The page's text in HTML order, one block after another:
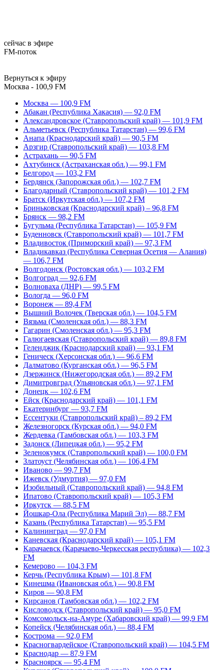
сейчас в эфире
FM-поток
Вернуться к эфиру
Москва - 100,9 FM
Москва — 100,9 FM
Абакан (Республика Хакасия) — 92,0 FM
Александровское (Ставропольский край) — 101,9 FM
Альметьевск (Республика Татарстан) — 99,6 FM
Анапа (Краснодарский край) — 90,5 FM
Арзгир (Ставропольский край) — 103,8 FM
Астрахань — 90,5 FM
Ахтубинск (Астраханская обл.) — 99,1 FM
Белгород — 103,2 FM
Бердянск (Запорожская обл.) — 102,7 FM
Благодарный (Ставропольский край) — 101,2 FM
Братск (Иркутская обл.) — 107,2 FM
Бриньковская (Краснодарский край) – 96,8 FM
Брянск — 98,2 FM
Бугульма (Республика Татарстан) — 105,9 FM
Буденновск (Ставропольский край) — 101,7 FM
Владивосток (Приморский край) — 97,3 FM
Владикавказ (Республика Северная Осетия — Алания)
— 106,7 FM
Волгодонск (Ростовская обл.) — 103,2 FM
Волгоград — 92,6 FM
Волноваха (ДНР) — 99,5 FM
Вологда — 96,0 FM
Воронеж — 89,4 FM
Вышний Волочек (Тверская обл.) — 104,5 FM
Вязьма (Смоленская обл.) — 88,3 FM
Гагарин (Смоленская обл.) — 95,3 FM
Галюгаевская (Ставропольский край) — 89,8 FM
Геленджик (Краснодарский край) — 93,1 FM
Геническ (Херсонская обл.) — 96,6 FM
Далматово (Курганская обл.) — 96,5 FM
Дзержинск (Нижегородская обл.) — 89,2 FM
Димитровград (Ульяновская обл.) — 97,1 FM
Донецк — 102,6 FM
Ейск (Краснодарский край) — 101,1 FM
Екатеринбург — 93,7 FM
Ессентуки (Ставропольский край) – 89,2 FM
Железногорск (Курская обл.) — 94,0 FM
Жердевка (Тамбовская обл.) — 103,3 FM
Задонск (Липецкая обл.) — 95,2 FM
Зеленокумск (Ставропольский край) — 100,0 FM
Златоуст (Челябинская обл.) — 106,4 FM
Иваново — 99,7 FM
Ижевск (Удмуртия) — 97,0 FM
Изобильный (Ставропольский край) — 94,8 FM
Ипатово (Ставропольский край) — 105,3 FM
Иркутск — 88,5 FM
Йошкар-Ола (Республика Марий Эл) — 88,7 FM
Казань (Республика Татарстан) — 95,5 FM
Калининград — 97,0 FM
Каневская (Краснодарский край) — 105,1 FM
Карачаевск (Карачаево-Черкесская республика) — 102,3
FM
Кемерово — 104,3 FM
Керчь (Республика Крым) — 101,8 FM
Кинешма (Ивановская обл.) — 90,8 FM
Киров — 90,8 FM
Кирсанов (Тамбовская обл.) — 102,2 FM
Кисловодск (Ставропольский край) — 95,0 FM
Комсомольск-на-Амуре (Хабаровский край) — 99,9 FM
Копейск (Челябинская обл.) — 88,4 FM
Кострома — 92,0 FM
Красногвардейское (Ставропольский край) — 104,5 FM
Краснодар — 87,9 FM
Красноярск — 95,4 FM